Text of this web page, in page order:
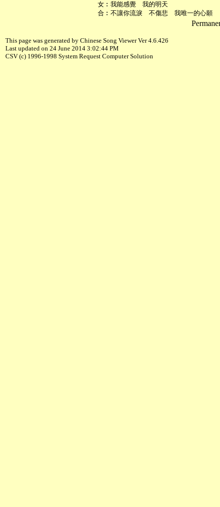
   女︰我能感覺　我的明天
This page was generated by Chinese Song Viewer Ver 4.6.426
Last updated on 24 June 2014 3:02:44 PM
CSV (c) 1996-1998 System Request Computer Solution